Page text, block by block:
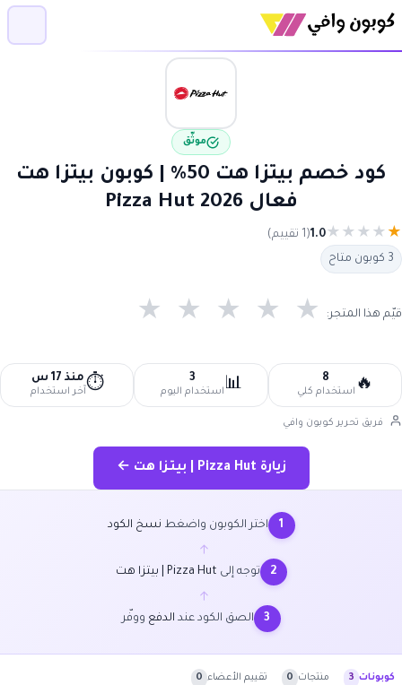
موثّق
كود خصم بيتزا هت 50% | كوبون بيتزا هت
فعال Pizza Hut 2026
★
★
★
★
★
1.0 (1 تقييم)
3 كوبون متاح
قيّم هذا المتجر: ★ ★ ★ ★ ★
🔥
8
استخدام كلي 📊
3
استخدام اليوم ⏱️منذ 17 س
آخر استخدام
فريق تحرير كوبون وافي
زيارة Pizza Hut | بيتزا هت ←
1 اختر الكوبون واضغط نسخ الكود
←
2 توجه إلى Pizza Hut | بيتزا هت
←
3 الصق الكود عند الدفع ووفّر
كوبونات 3 منتجات 0 تقييم الأعضاء 0